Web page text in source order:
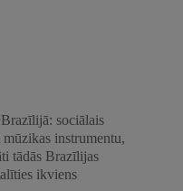
sociālais
instrumentu,
tādās Brazīlijas
ikviens